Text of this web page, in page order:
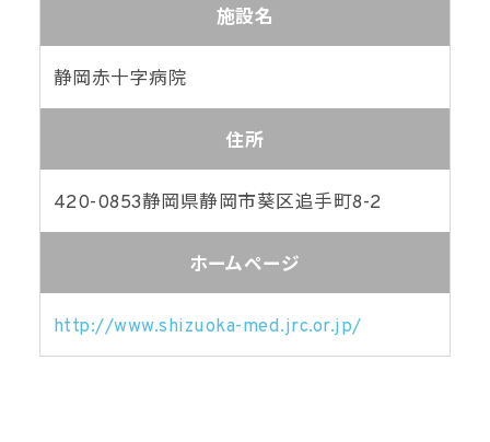
施設名
静岡赤十字病院
住所
420-0853静岡県静岡市葵区追手町8-2
ホームページ
http://www.shizuoka-med.jrc.or.jp/